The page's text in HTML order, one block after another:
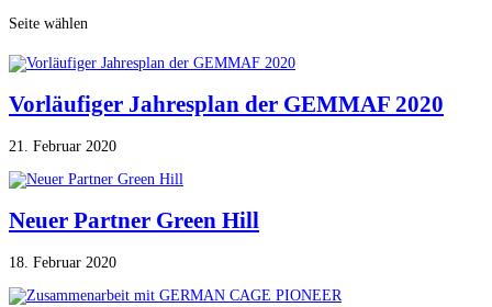
Seite wählen
Vorläufiger Jahresplan der GEMMAF 2020
21. Februar 2020
Neuer Partner Green Hill
18. Februar 2020